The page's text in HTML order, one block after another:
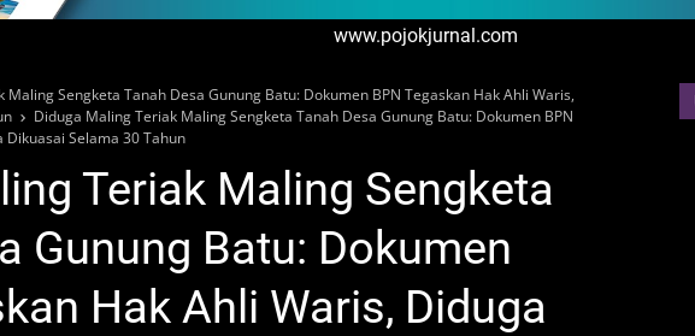
www.pojokjurnal.com
Maling Sengketa Tanah Desa Gunung Batu: Dokumen BPN Tegaskan Hak Ahli Waris,
Diduga Maling Teriak Maling Sengketa Tanah Desa Gunung Batu: Dokumen BPN
Dikuasai Selama 30 Tahun
Teriak Maling Sengketa
Gunung Batu: Dokumen
Hak Ahli Waris, Diduga